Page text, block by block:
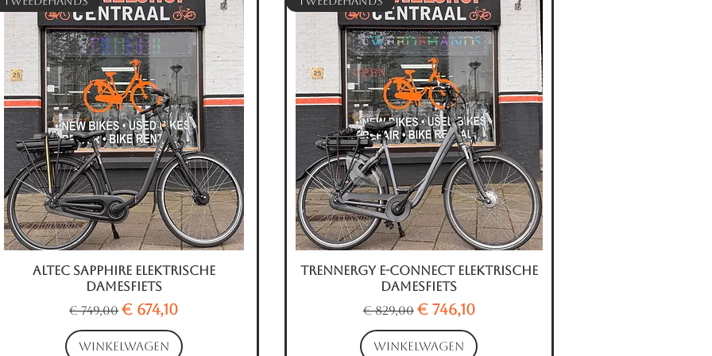
Snel overzicht
Altec Sapphire Elektrische
Damesfiets
Normale prijs
€ 749,00 Verkoopprijs
€ 674,10
WINKELWAGEN
Snel overzicht
Trennergy E-connect Elektrische
Damesfiets
Normale prijs
€ 829,00 Verkoopprijs
€ 746,10
WINKELWAGEN